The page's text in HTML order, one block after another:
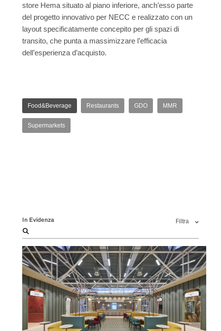
store Hema situato al piano inferiore, anch’esso parte
del progetto innovativo per NECC e realizzato con un
layout specificatamente concepito per gli spazi di
transito, che punta a massimizzare l’efficacia
dell’esperienza d’acquisto.
Food&Beverage Restaurants GDO MMR
Supermarkets
In Evidenza Filtra